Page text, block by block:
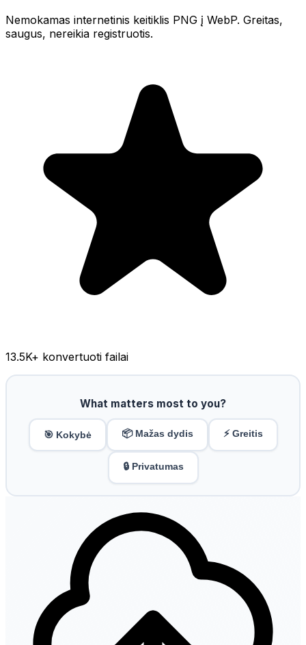
Nemokamas internetinis keitiklis PNG į WebP. Greitas,
saugus, nereikia registruotis.
13.5K+ konvertuoti failai
What matters most to you?
🎯 Kokybė 📦 Mažas dydis ⚡ Greitis
🔒 Privatumas